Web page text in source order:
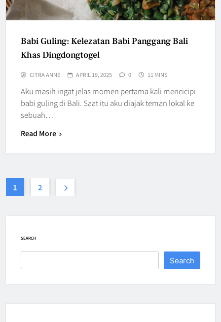
Babi Guling: Kelezatan Babi Panggang Bali
Khas Dingdongtogel
CITRA ANNE APRIL 19, 2025 0 11 MINS
Aku masih ingat jelas momen pertama kali mencicipi
babi guling di Bali. Saat itu aku diajak teman lokal ke
sebuah…
Read More
1 2
SEARCH
Search